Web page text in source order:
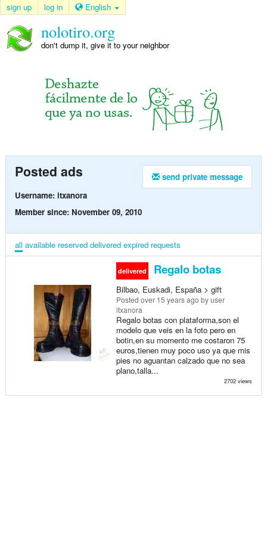
sign up log in English
nolotiro.org
don't dump it, give it to your neighbor
send private message
Posted ads
Username: itxanora
Member since: November 09, 2010
all available reserved delivered expired requests
delivered Regalo botas
Bilbao, Euskadi, España > gift
Posted over 15 years ago by user
itxanora
Regalo botas con plataforma,son el
modelo que veis en la foto pero en
botin,en su momento me costaron 75
euros,tienen muy poco uso ya que mis
pies no aguantan calzado que no sea
plano,talla...
2702 views